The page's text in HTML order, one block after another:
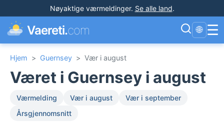
Nøyaktige værmeldinger. Se alle land.
Vaereti.com 🌐 ☰
Hjem > Guernsey > Vær i august
Været i Guernsey i august
Værmelding Vær i august
Vær i september
Årsgjennomsnitt